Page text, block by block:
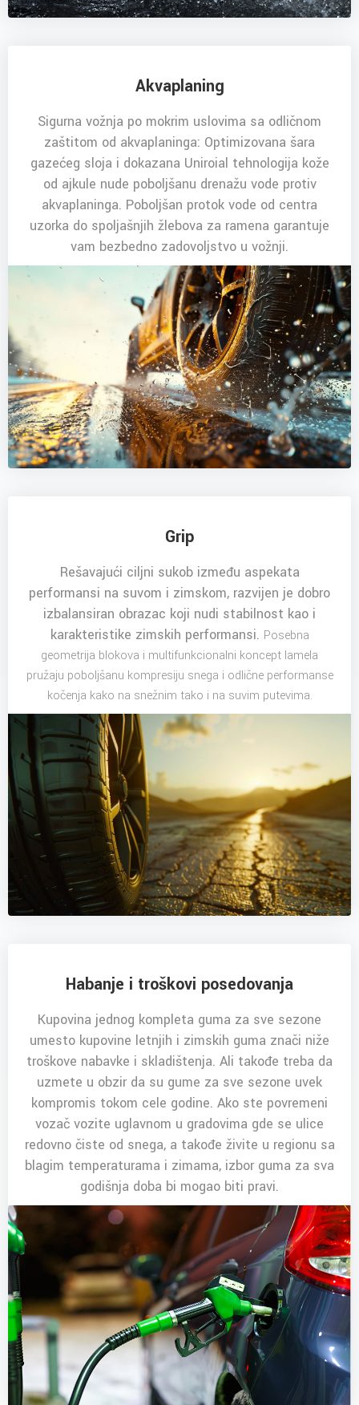
Akvaplaning
Sigurna vožnja po mokrim uslovima sa odličnom
zaštitom od akvaplaninga: Optimizovana šara
gazećeg sloja i dokazana Uniroial tehnologija kože
od ajkule nude poboljšanu drenažu vode protiv
akvaplaninga. Poboljšan protok vode od centra
uzorka do spoljašnjih žlebova za ramena garantuje
vam bezbedno zadovoljstvo u vožnji.
Grip
Rešavajući ciljni sukob između aspekata
performansi na suvom i zimskom, razvijen je dobro
izbalansiran obrazac koji nudi stabilnost kao i
karakteristike zimskih performansi. Posebna
geometrija blokova i multifunkcionalni koncept lamela
pružaju poboljšanu kompresiju snega i odlične performanse
kočenja kako na snežnim tako i na suvim putevima.
Habanje i troškovi posedovanja
Kupovina jednog kompleta guma za sve sezone
umesto kupovine letnjih i zimskih guma znači niže
troškove nabavke i skladištenja. Ali takođe treba da
uzmete u obzir da su gume za sve sezone uvek
kompromis tokom cele godine. Ako ste povremeni
vozač vozite uglavnom u gradovima gde se ulice
redovno čiste od snega, a takođe živite u regionu sa
blagim temperaturama i zimama, izbor guma za sva
godišnja doba bi mogao biti pravi.